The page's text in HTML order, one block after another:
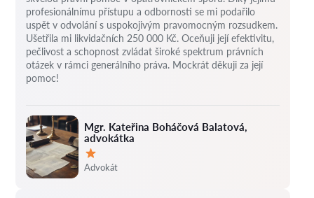
Mgr. Kateřina Boháčová Balatová,
advokátka
Hodnocení:
Advokát
profesionálnímu přístupu a odbornosti se mi podařilo
uspět v odvolání s uspokojivým pravomocným rozsudkem.
Ušetřila mi likvidačních 250 000 Kč. Oceňuji její efektivitu,
pečlivost a schopnost zvládat široké spektrum právních
otázek v rámci generálního práva. Mockrát děkuji za její
pomoc!